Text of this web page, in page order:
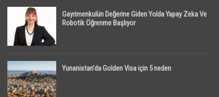
Gayrimenkulün Değerine Giden Yolda Yapay Zeka Ve
Robotik Öğrenme Başlıyor
Yunanistan’da Golden Visa için 5 neden